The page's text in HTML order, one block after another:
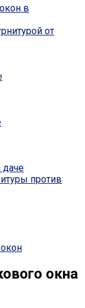
в
от
даче
против
окна